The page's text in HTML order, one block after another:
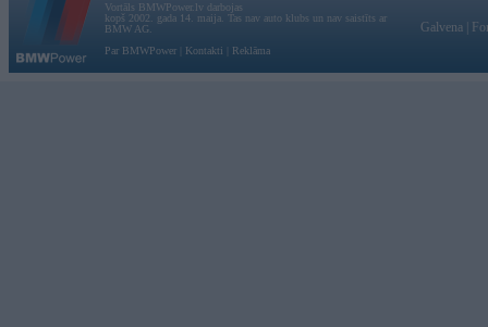
Vortāls BMWPower.lv darbojas
kopš 2002. gada 14. maija. Tas nav auto klubs un nav saistīts ar
BMW AG.
Par BMWPower
Kontakti Reklāma
Galvena